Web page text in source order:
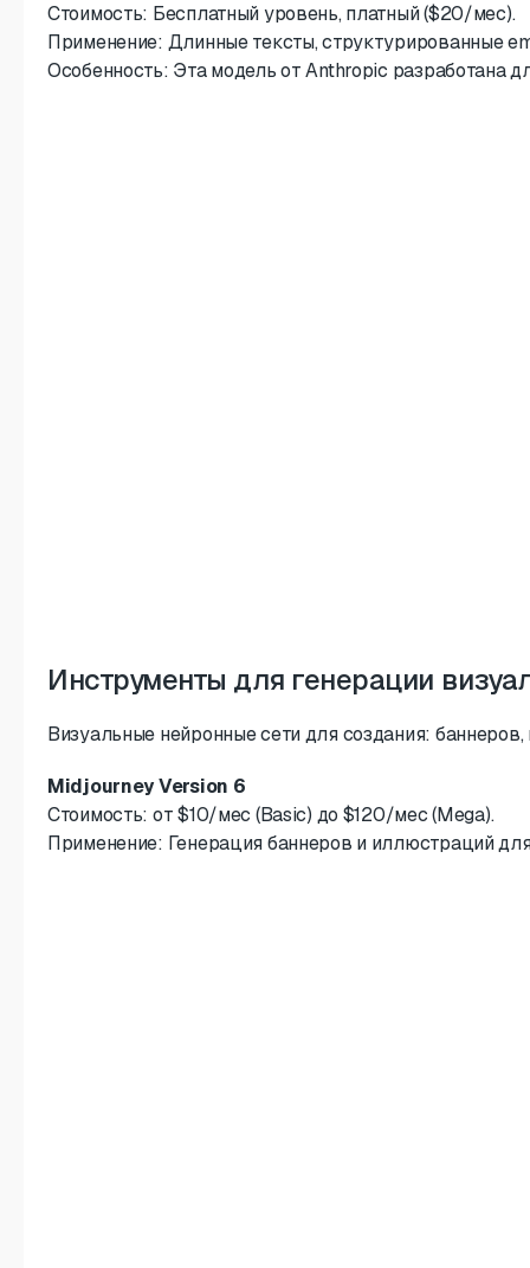
Стоимость: Бесплатный уровень, платный ($20/мес).
Применение: Длинные тексты, структурированные
Особенность: Эта модель от Anthropic разработана
Инструменты для генерации
Визуальные нейронные сети для создания:
Midjourney Version 6
Стоимость: от $10/мес (Basic) до $120/мес (Mega).
Применение: Генерация баннеров и иллюстраций